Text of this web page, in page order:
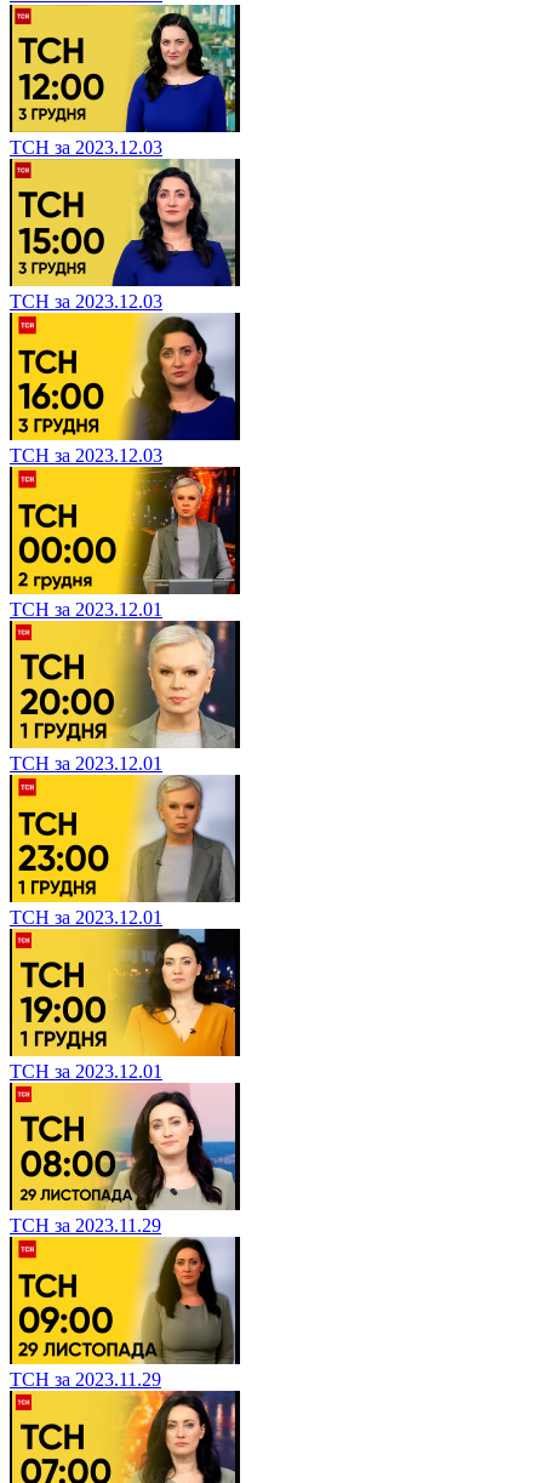
ТСН за 2023.12.03
ТСН за 2023.12.03
ТСН за 2023.12.03
ТСН за 2023.12.01
ТСН за 2023.12.01
ТСН за 2023.12.01
ТСН за 2023.12.01
ТСН за 2023.11.29
ТСН за 2023.11.29